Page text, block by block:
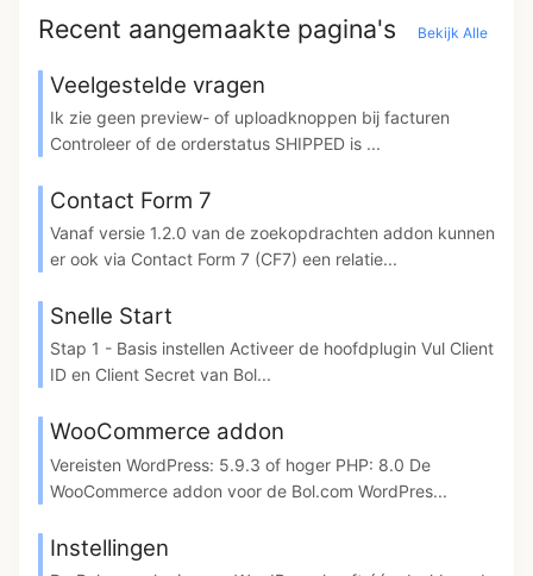
Recent aangemaakte pagina's Bekijk Alle
Veelgestelde vragen
Ik zie geen preview- of uploadknoppen bij facturen
Controleer of de orderstatus SHIPPED is ...
Contact Form 7
Vanaf versie 1.2.0 van de zoekopdrachten addon kunnen
er ook via Contact Form 7 (CF7) een relatie...
Snelle Start
Stap 1 - Basis instellen Activeer de hoofdplugin Vul Client
ID en Client Secret van Bol...
WooCommerce addon
Vereisten WordPress: 5.9.3 of hoger PHP: 8.0 De
WooCommerce addon voor de Bol.com WordPres...
Instellingen